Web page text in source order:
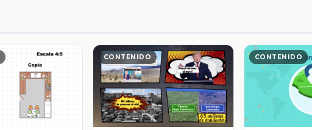
CONTENIDO CONTENIDO